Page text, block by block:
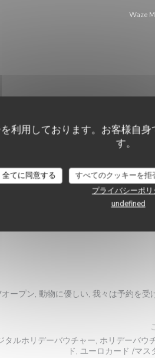
利用しております。お客様自
す。
全てに同意する すべてのクッキーを拒
プライバシーポリ
undefined
Waze
オープン, 動物に優しい, 我々は予約を
タルホリデーバウチャー, ホリデーバウ
ド, ユーロカード /マ